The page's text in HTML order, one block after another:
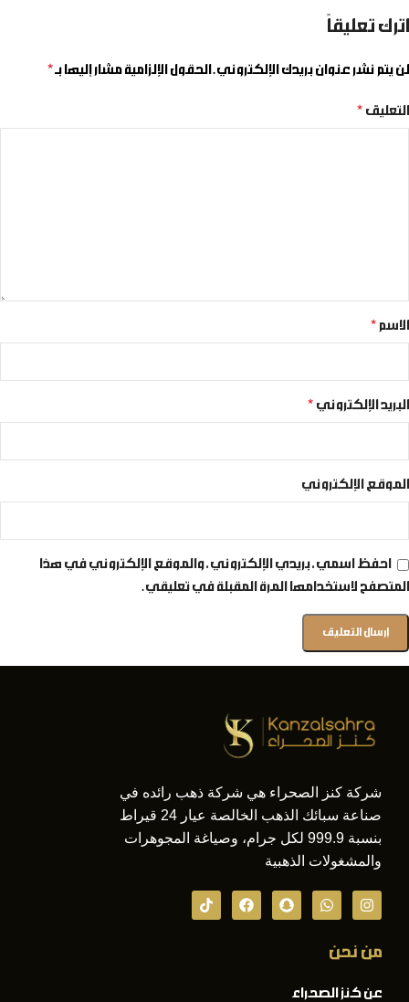
اترك تعليقاً
لن يتم نشر عنوان بريدك الإلكتروني. الحقول الإلزامية مشار إليها بـ*
التعليق *
الاسم *
البريد الإلكتروني *
الموقع الإلكتروني
احفظ اسمي، بريدي الإلكتروني، والموقع الإلكتروني في هذا
المتصفح لاستخدامها المرة المقبلة في تعليقي.
شركة كنز الصحراء هي شركة ذهب رائده في
صناعة سبائك الذهب الخالصة عيار 24 قيراط
بنسبة 999.9 لكل جرام، وصياغة المجوهرات
والمشغولات الذهبية
من نحن
عن كنز الصحراء